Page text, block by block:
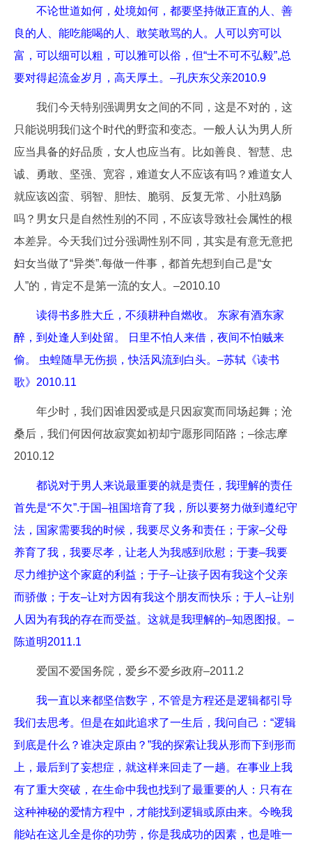
不论世道如何，处境如何，都要坚持做正直的人、善
良的人、能吃能喝的人、敢笑敢骂的人。人可以穷可以
富，可以细可以粗，可以雅可以俗，但“士不可不弘毅”,总
要对得起流金岁月，高天厚土。–孔庆东父亲2010.9
我们今天特别强调男女之间的不同，这是不对的，这
只能说明我们这个时代的野蛮和变态。一般人认为男人所
应当具备的好品质，女人也应当有。比如善良、智慧、忠
诚、勇敢、坚强、宽容，难道女人不应该有吗？难道女人
就应该凶蛮、弱智、胆怯、脆弱、反复无常、小肚鸡肠
吗？男女只是自然性别的不同，不应该导致社会属性的根
本差异。今天我们过分强调性别不同，其实是有意无意把
妇女当做了“异类”.每做一件事，都首先想到自己是“女
人”的，肯定不是第一流的女人。–2010.10
读得书多胜大丘，不须耕种自燃收。 东家有酒东家
醉，到处逢人到处留。 日里不怕人来借，夜间不怕贼来
偷。 虫蝗随旱无伤损，快活风流到白头。–苏轼《读书
歌》2010.11
年少时，我们因谁因爱或是只因寂寞而同场起舞；沧
桑后，我们何因何故寂寞如初却宁愿形同陌路；–徐志摩
2010.12
都说对于男人来说最重要的就是责任，我理解的责任
首先是“不欠”.于国–祖国培育了我，所以要努力做到遵纪守
法，国家需要我的时候，我要尽义务和责任；于家–父母
养育了我，我要尽孝，让老人为我感到欣慰；于妻–我要
尽力维护这个家庭的利益；于子–让孩子因有我这个父亲
而骄傲；于友–让对方因有我这个朋友而快乐；于人–让别
人因为有我的存在而受益。这就是我理解的–知恩图报。–
陈道明2011.1
爱国不爱国务院，爱乡不爱乡政府–2011.2
我一直以来都坚信数字，不管是方程还是逻辑都引导
我们去思考。但是在如此追求了一生后，我问自己：“逻辑
到底是什么？谁决定原由？”我的探索让我从形而下到形而
上，最后到了妄想症，就这样来回走了一趟。在事业上我
有了重大突破，在生命中我也找到了最重要的人：只有在
这种神秘的爱情方程中，才能找到逻辑或原由来。今晚我
能站在这儿全是你的功劳，你是我成功的因素，也是唯一